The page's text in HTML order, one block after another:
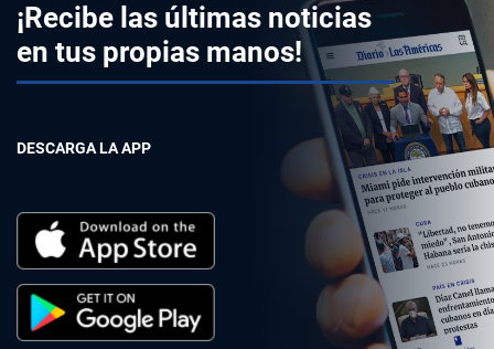
¡Recibe las últimas noticias
en tus propias manos!
DESCARGA LA APP